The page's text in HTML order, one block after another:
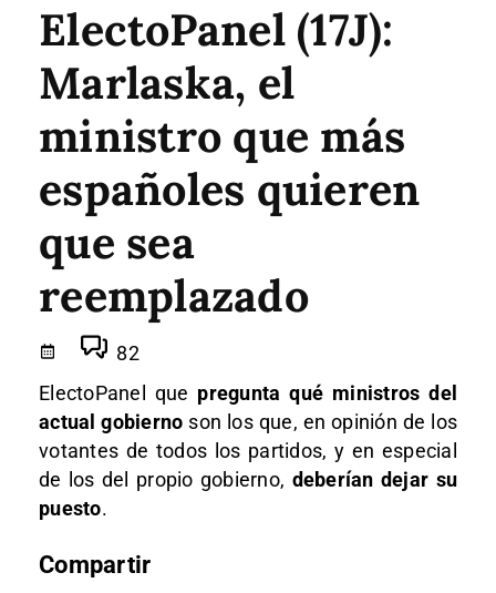
ElectoPanel (17J):
Marlaska, el
ministro que más
españoles quieren
que sea
reemplazado
82
ElectoPanel que pregunta qué ministros del
actual gobierno son los que, en opinión de los
votantes de todos los partidos, y en especial
de los del propio gobierno, deberían dejar su
puesto.
Compartir